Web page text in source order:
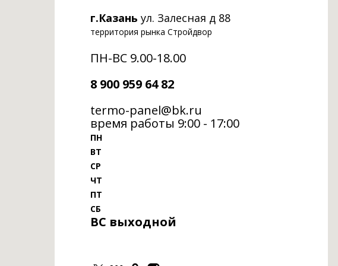
г.Казань ул. Залесная д 88
территория рынка Стройдвор
ПН-ВС 9.00-18.00
8 900 959 64 82
termo-panel@bk.ru
время работы 9:00 - 17:00
ПН
ВТ
СР
ЧТ
ПТ
СБ
ВС выходной